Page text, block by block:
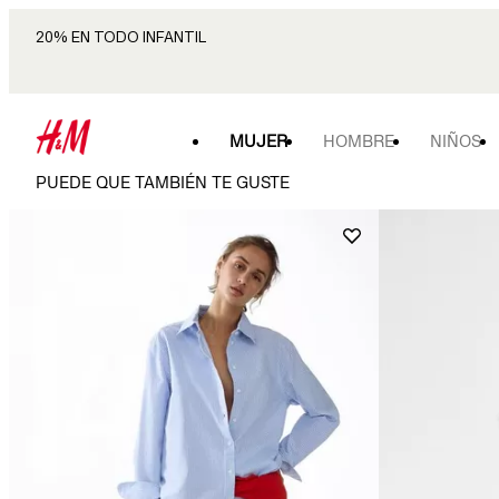
20% EN TODO INFANTIL
MUJER HOMBRE NIÑOS
PUEDE QUE TAMBIÉN TE GUSTE